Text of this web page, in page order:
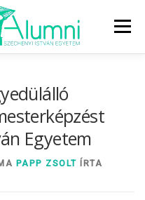
Menü
TÚLEgyetem
PAPP ZSOLT ÍRTA